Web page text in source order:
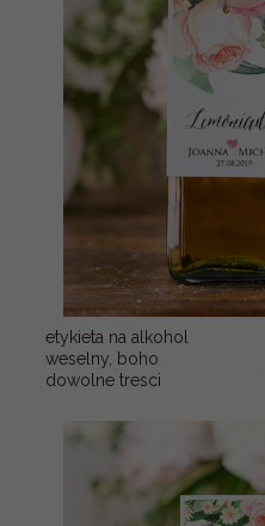
etykieta na alkohol
weselny, boho
dowolne tresci